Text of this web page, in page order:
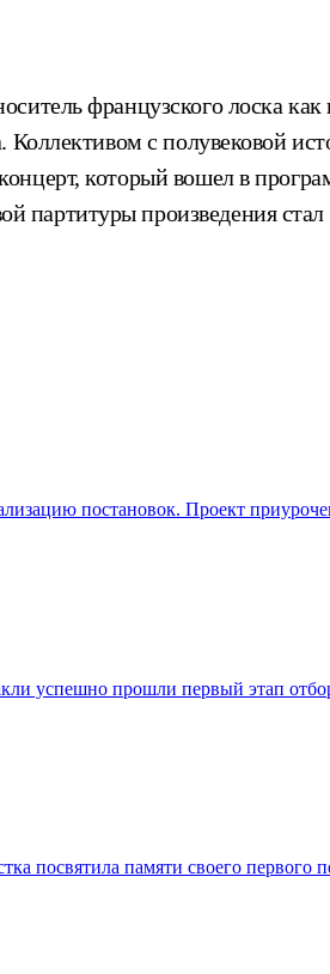
французского лоска как
с полувековой
который вошел в
произведения
постановок. Проект
успешно прошли первый этап
посвятила памяти своего первого